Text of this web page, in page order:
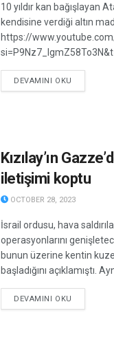
10 yıldır kan bağışlayan
kendisine verdiği altın
https://
DEVAMINI OKU
Kızılay’ın
iletişimi koptu
OCTOBER 28, 2023
İsrail ordusu, hava
operasyonlarını
bunun üzerine kentin
başladığını açıklamıştı.
DEVAMINI OKU